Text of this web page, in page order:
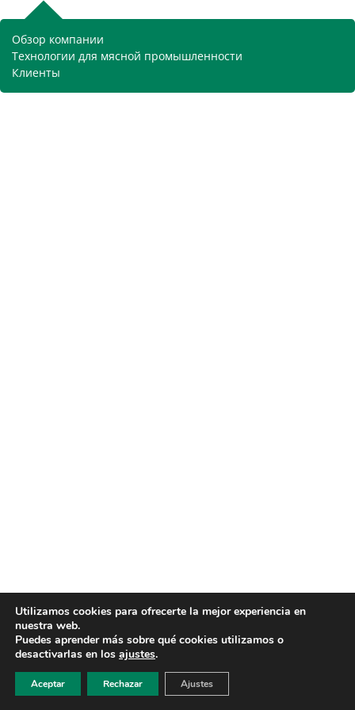
Обзор компании
Технологии для мясной промышленности
Клиенты
Utilizamos cookies para ofrecerte la mejor experiencia en
nuestra web.
Puedes aprender más sobre qué cookies utilizamos o
desactivarlas en los ajustes.
Aceptar Rechazar Ajustes